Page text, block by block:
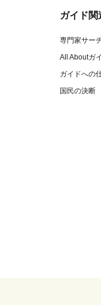
ガイド関
専門家サー
All Aboutガ
ガイドへの
国民の決断